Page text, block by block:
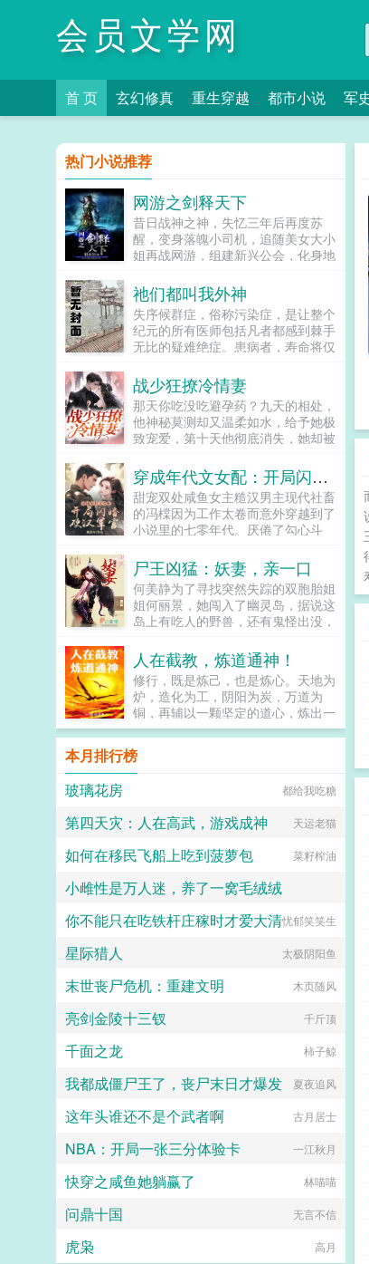
会员文学网
首 页 玄幻修真 重生穿越 都市小说 军
热门小说推荐
网游之剑释天下
昔日战神之神，失忆三年后再度苏
醒，变身落魄小司机，追随美女大小
姐再战网游，组建新兴公会，化身地
者归来…...
祂们都叫我外神
失序候群症，俗称污染症，是让整个
纪元的所有医师包括凡者都感到棘手
无比的疑难绝症。患病者，寿命将仅
们无一例外地蜕变为扭曲怪物，沦为
污祟的帮凶，天灾的眷属以及盘踞于
此世之外的邪神任采任撷的信仰源
泉。病原因未知。病时间未知。传染
度极高。治疗方法无。病患危险程度
秩序部门汇报其行踪，我们将第一时
间赶到现场将其击毙保证群众安全，
对于举报成功者，我们颁五金币以资
嘉奖。于是第二天，秩序局门口多出
先生，我实名举报我自己，申请批
准！怎么又是你！你非得每天来这里
自打卡一次吗！！？...
战少狂撩冷情妻
那天你吃没吃避孕药？九天的相处，
他神秘莫测却又温柔如水，给予她极
致宠爱，第十天他彻底消失，她却被
怀上他的孩子。几年后再遇，她隐瞒
生子的事，当他知道真相后，疯一样
将她拥入怀宝，你生第一胎的时候我
不在你身边，弥补这个遗憾唯一的办
法就是再生一个1v1结局。本故事纯
穿成年代文女配：开局闪婚硬汉军官
甜宠双处咸鱼女主糙汉男主现代社畜
的冯橖因为工作太卷而意外穿越到了
小说里的七零年代。厌倦了勾心斗
婚夫贺南章的粗大腿，好从此过生躺
平摆烂的人生。毕竟这位未婚夫不久
后将会成为书中最强大佬。谁知大佬
不开窍，一心想跟她解除婚约。从此
冯橖的人生信条又多了一样，那就是
山。贺南章反对包办婚姻，从你我做
起！冯橖有人包办还不好吗？再说了
违背妇女意愿是犯法的，我就要嫁给
你！贺南章说的什么胡话！多年后贺
南章你不是说要给嫁给我吗？冯橖我
说胡话的！贺南章直接把人扛到婚礼
现场我当真了！...
尸王凶猛：妖妻，亲一口
何美静为了寻找突然失踪的双胞胎姐
姐何丽景，她闯入了幽灵岛，据说这
岛上有吃人的野兽，还有鬼怪出没，
们进了一个神秘的洞穴之中，才知道
有一种让人变异的病毒，而这时候，
他...
人在截教，炼道通神！
修行，既是炼己，也是炼心。天地为
炉，造化为工，阴阳为炭，万道为
铜，再辅以一颗坚定的道心，炼出一
枚混元道果。炼丹，炼器，炼阵，炼
符，炼剑，炼魂，炼药，炼瘟，炼
妖，炼魔，炼心，炼界，炼道天生万
物，无一不可炼！玄清如是说。惹急
了他，连天道都炼给你看！当然，这
本月排行榜
玻璃花房
都给我吃糖
第四天灾：人在高武，游戏成神 天运老猫
如何在移民飞船上吃到菠萝包 菜籽榨油
小雌性是万人迷，养了一窝毛绒绒
一个刚正不阿的女人
你不能只在吃铁杆庄稼时才爱大清忧郁笑笑生
星际猎人 太极阴阳鱼
末世丧尸危机：重建文明 木页随风
亮剑金陵十三钗 千斤顶
千面之龙 柿子鲸
我都成僵尸王了，丧尸末日才爆发 夏夜追风
这年头谁还不是个武者啊 古月居士
NBA：开局一张三分体验卡 一江秋月
快穿之咸鱼她躺赢了 林喵喵
问鼎十国 无言不信
虎枭 高月